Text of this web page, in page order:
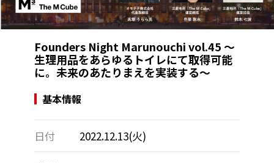
Founders Night Marunouchi vol.45 ～
生理用品をあらゆるトイレにて取得可能
に。未来のあたりまえを実装する～
基本情報
日付 2022.12.13(火)